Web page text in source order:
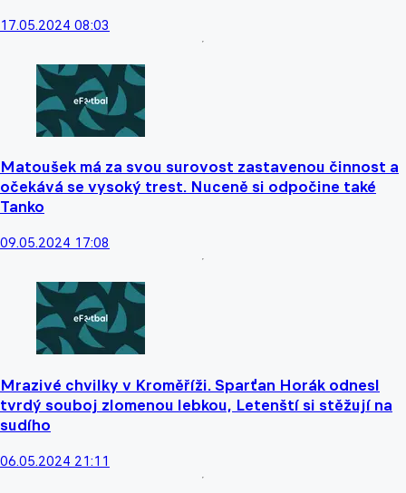
17.05.2024 08:03
Matoušek má za svou surovost zastavenou činnost a
očekává se vysoký trest. Nuceně si odpočine také
Tanko
09.05.2024 17:08
Mrazivé chvilky v Kroměříži. Sparťan Horák odnesl
tvrdý souboj zlomenou lebkou, Letenští si stěžují na
sudího
06.05.2024 21:11